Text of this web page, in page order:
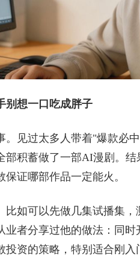
别想一口吃成胖子
。见过太多人带着"爆款必
部积蓄做了一部AI漫剧。
证哪部作品一定能火。
比如可以先做几集试播集
者分享过他的做法：同
资的策略，特别适合刚入